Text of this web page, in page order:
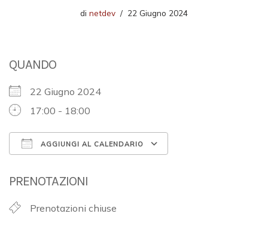
di netdev 22 Giugno 2024
QUANDO
22 Giugno 2024
17:00 - 18:00
AGGIUNGI AL CALENDARIO
PRENOTAZIONI
Prenotazioni chiuse